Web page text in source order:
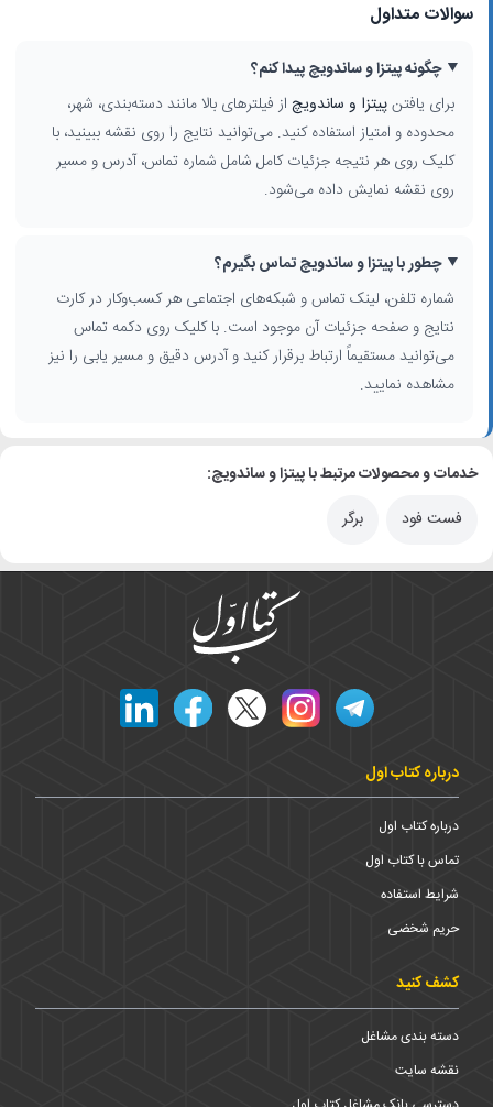
سوالات متداول
چگونه پیتزا و ساندویچ پیدا کنم؟
برای یافتنپیتزا و ساندویچ از فیلترهای بالا مانند دسته‌بندی، شهر،
محدوده و امتیاز استفاده کنید. می‌توانید نتایج را روی نقشه ببینید، با
کلیک روی هر نتیجه جزئیات کامل شامل شماره تماس، آدرس و مسیر
روی نقشه نمایش داده می‌شود.
چطور با پیتزا و ساندویچ تماس بگیرم؟
شماره تلفن، لینک تماس و شبکه‌های اجتماعی هر کسب‌وکار در کارت
نتایج و صفحه جزئیات آن موجود است. با کلیک روی دکمه تماس
می‌توانید مستقیماً ارتباط برقرار کنید و آدرس دقیق و مسیر یابی را نیز
مشاهده نمایید.
خدمات و محصولات مرتبط با پیتزا و ساندویچ:
فست فود
برگر
درباره کتاب اول
درباره کتاب اول
تماس با کتاب اول
شرایط استفاده
حریم شخضی
کشف کنید
دسته بندی مشاغل
نقشه سایت